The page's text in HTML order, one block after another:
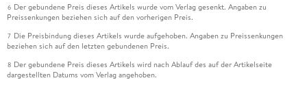
6 Der gebundene Preis dieses Artikels wurde vom Verlag gesenkt. Angaben zu
Preissenkungen beziehen sich auf den vorherigen Preis.
7 Die Preisbindung dieses Artikels wurde aufgehoben. Angaben zu Preissenkungen
beziehen sich auf den letzten gebundenen Preis.
8 Der gebundene Preis dieses Artikels wird nach Ablauf des auf der Artikelseite
dargestellten Datums vom Verlag angehoben.